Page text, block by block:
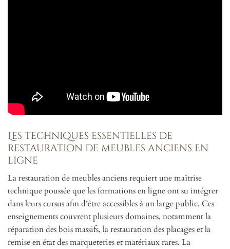
Les techniques essentielles de
restauration de meubles anciens en
ligne
La restauration de meubles anciens requiert une maîtrise
technique poussée que les formations en ligne ont su intégrer
dans leurs cursus afin d’être accessibles à un large public. Ces
enseignements couvrent plusieurs domaines, notamment la
réparation des bois massifs, la restauration des placages et la
remise en état des marqueteries et matériaux rares. La